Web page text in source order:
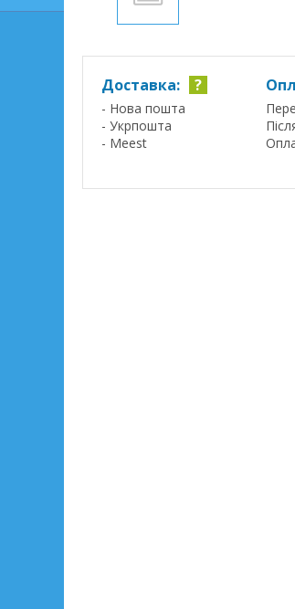
Доставка: ?
- Нова пошта
- Укрпошта
- Meest